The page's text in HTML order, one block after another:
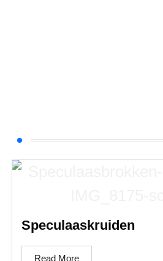
Speculaaskruiden
Read More